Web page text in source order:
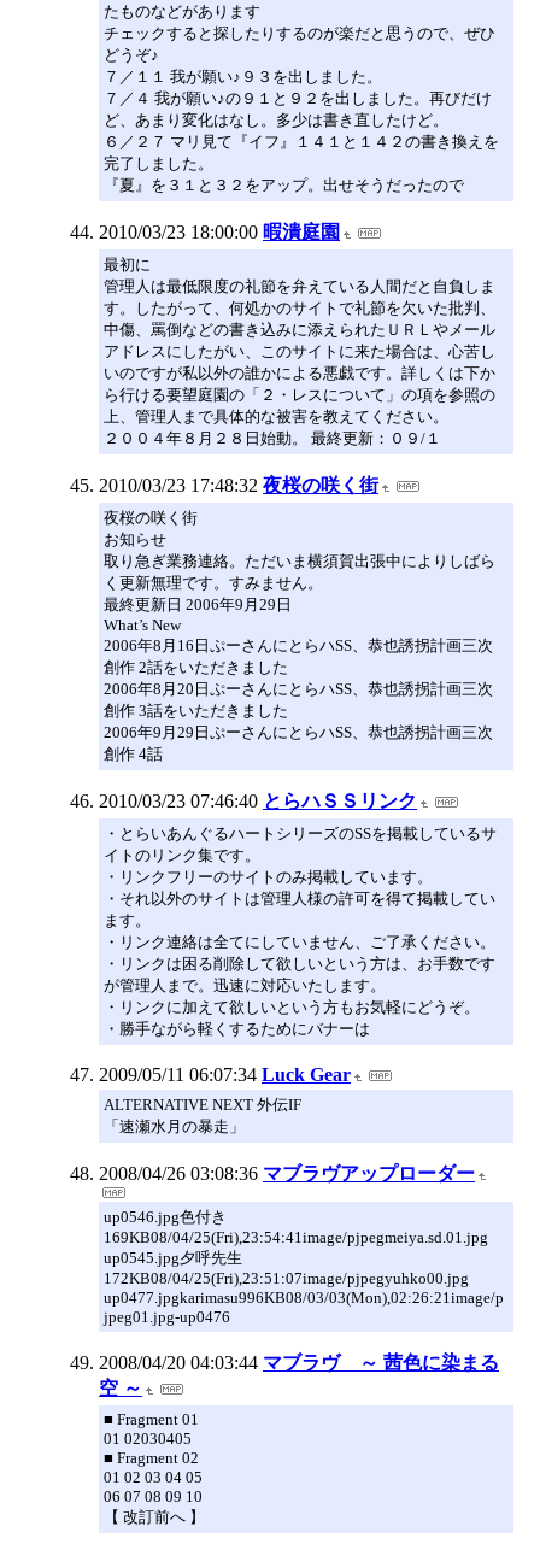
たものなどがあります
チェックすると探したりするのが楽だと思うので、ぜひ
どうぞ♪
７／１１ 我が願い♪９３を出しました。
７／４ 我が願い♪の９１と９２を出しました。再びだけ
ど、あまり変化はなし。多少は書き直したけど。
６／２７ マリ見て『イフ』１４１と１４２の書き換えを
完了しました。
『夏』を３１と３２をアップ。出せそうだったので
2010/03/23 18:00:00 暇潰庭園
最初に
管理人は最低限度の礼節を弁えている人間だと自負しま
す。したがって、何処かのサイトで礼節を欠いた批判、
中傷、罵倒などの書き込みに添えられたＵＲＬやメール
アドレスにしたがい、このサイトに来た場合は、心苦し
いのですが私以外の誰かによる悪戯です。詳しくは下か
ら行ける要望庭園の「２・レスについて」の項を参照の
上、管理人まで具体的な被害を教えてください。
２００４年８月２８日始動。 最終更新：０９/１
2010/03/23 17:48:32 夜桜の咲く街
夜桜の咲く街
お知らせ
取り急ぎ業務連絡。ただいま横須賀出張中によりしばら
く更新無理です。すみません。
最終更新日 2006年9月29日
What’s New
2006年8月16日ぷーさんにとらハSS、恭也誘拐計画三次
創作 2話をいただきました
2006年8月20日ぷーさんにとらハSS、恭也誘拐計画三次
創作 3話をいただきました
2006年9月29日ぷーさんにとらハSS、恭也誘拐計画三次
創作 4話
2010/03/23 07:46:40 とらハＳＳリンク
・とらいあんぐるハートシリーズのSSを掲載しているサ
イトのリンク集です。
・リンクフリーのサイトのみ掲載しています。
・それ以外のサイトは管理人様の許可を得て掲載してい
ます。
・リンク連絡は全てにしていません、ご了承ください。
・リンクは困る削除して欲しいという方は、お手数です
が管理人まで。迅速に対応いたします。
・リンクに加えて欲しいという方もお気軽にどうぞ。
・勝手ながら軽くするためにバナーは
2009/05/11 06:07:34 Luck Gear
ALTERNATIVE NEXT 外伝IF
「速瀬水月の暴走」
2008/04/26 03:08:36 マブラヴアップローダー
up0546.jpg色付き
169KB08/04/25(Fri),23:54:41image/pjpegmeiya.sd.01.jpg
up0545.jpg夕呼先生
172KB08/04/25(Fri),23:51:07image/pjpegyuhko00.jpg
up0477.jpgkarimasu996KB08/03/03(Mon),02:26:21image/p
jpeg01.jpg-up0476
2008/04/20 04:03:44 マブラヴ ～ 茜色に染まる
空 ～
■ Fragment 01
01 02030405
■ Fragment 02
01 02 03 04 05
06 07 08 09 10
【 改訂前へ 】